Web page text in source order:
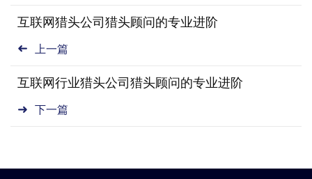
上一篇
互联网猎头公司猎头顾问的专业进阶
下一篇
互联网行业猎头公司猎头顾问的专业进阶